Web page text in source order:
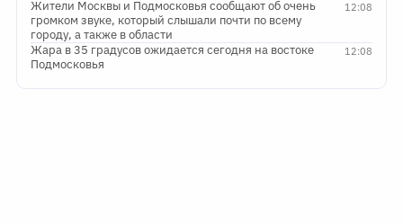
12:08
Жители Москвы и Подмосковья сообщают об очень
громком звуке, который слышали почти по всему
городу, а также в области
12:08
Жара в 35 градусов ожидается сегодня на востоке
Подмосковья